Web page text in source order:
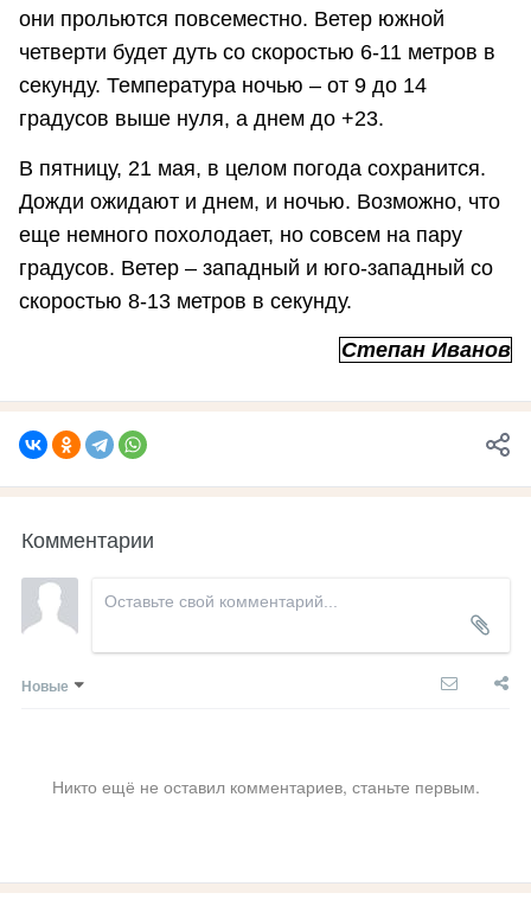
они прольются повсеместно. Ветер южной
четверти будет дуть со скоростью 6-11 метров в
секунду. Температура ночью – от 9 до 14
градусов выше нуля, а днем до +23.
В пятницу, 21 мая, в целом погода сохранится.
Дожди ожидают и днем, и ночью. Возможно, что
еще немного похолодает, но совсем на пару
градусов. Ветер – западный и юго-западный со
скоростью 8-13 метров в секунду.
Степан Иванов
Комментарии
Новые
Никто ещё не оставил комментариев, станьте первым.